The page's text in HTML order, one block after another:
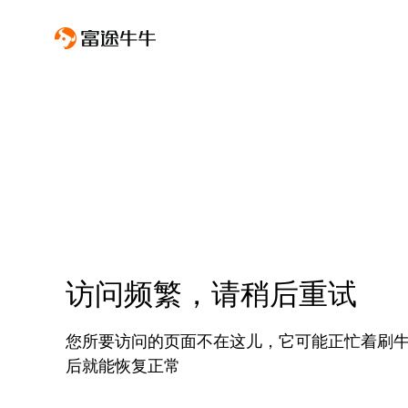
访问频繁，请稍后重试
您所要访问的页面不在这儿，它可能正忙着刷
后就能恢复正常